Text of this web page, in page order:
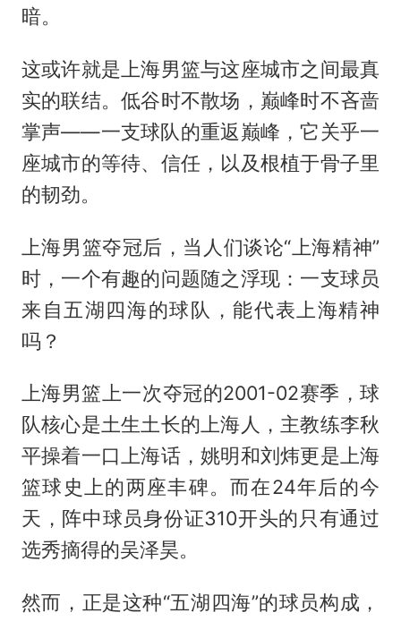
暗。
这或许就是上海男篮与这座城市之间最真
实的联结。低谷时不散场，巅峰时不吝啬
掌声——一支球队的重返巅峰，它关乎一
座城市的等待、信任，以及根植于骨子里
的韧劲。
上海男篮夺冠后，当人们谈论“上海精神”
时，一个有趣的问题随之浮现：一支球员
来自五湖四海的球队，能代表上海精神
吗？
上海男篮上一次夺冠的2001-02赛季，球
队核心是土生土长的上海人，主教练李秋
平操着一口上海话，姚明和刘炜更是上海
篮球史上的两座丰碑。而在24年后的今
天，阵中球员身份证310开头的只有通过
选秀摘得的吴泽昊。
然而，正是这种“五湖四海”的球员构成，